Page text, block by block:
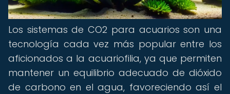
Los sistemas de CO2 para acuarios son una
tecnología cada vez más popular entre los
aficionados a la acuariofilia, ya que permiten
mantener un equilibrio adecuado de dióxido
de carbono en el agua, favoreciendo así el